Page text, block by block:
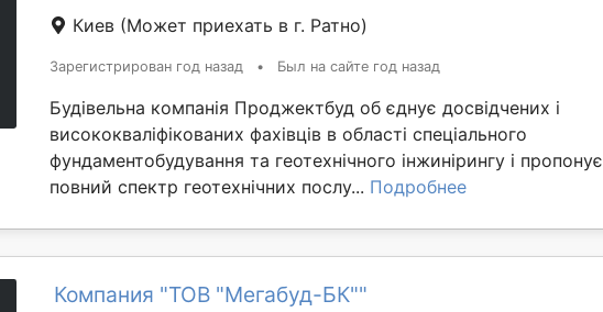
Киев (Может приехать в г. Ратно)
Зарегистрирован год назад • Был на сайте год назад
Будівельна компанія Проджектбуд об єднує досвідчених і
висококваліфікованих фахівців в області спеціального
фундаментобудування та геотехнічного інжинірингу і пропонує
повний спектр геотехнічних послу... Подробнее
Компания "ТОВ "Мегабуд-БК""